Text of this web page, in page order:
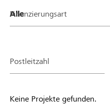
Finanzierungsart
Postleitzahl
Keine Projekte gefunden.